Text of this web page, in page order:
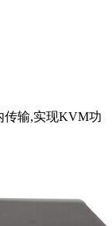
传输,实现KVM功